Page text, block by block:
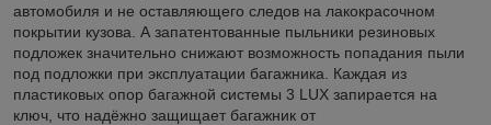
автомобиля и не оставляющего следов на лакокрасочном
покрытии кузова. А запатентованные пыльники резиновых
подложек значительно снижают возможность попадания пыли
под подложки при эксплуатации багажника. Каждая из
пластиковых опор багажной системы 3 LUX запирается на
ключ, что надёжно защищает багажник от